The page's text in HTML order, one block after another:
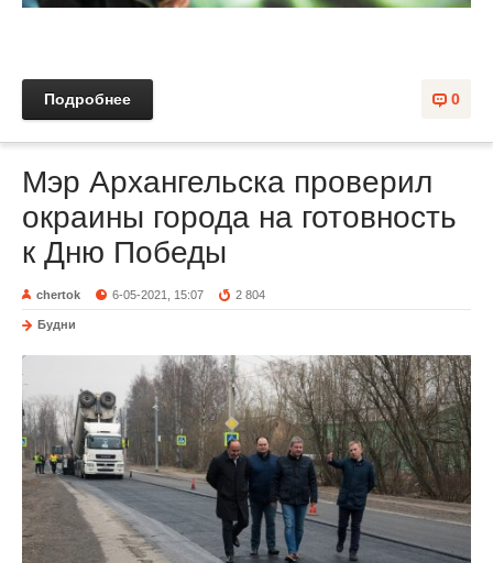
0
Подробнее
Мэр Архангельска проверил
окраины города на готовность
к Дню Победы
chertok 6-05-2021, 15:07 2 804
Будни